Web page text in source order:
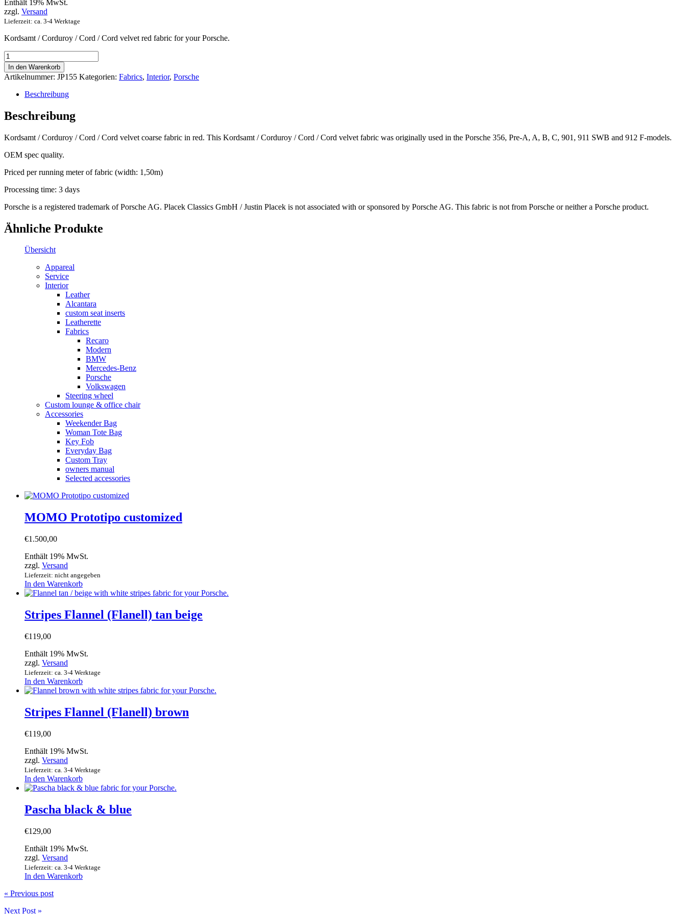
Enthält 19% MwSt.
zzgl. Versand
Lieferzeit: ca. 3-4 Werktage
Kordsamt / Corduroy / Cord / Cord velvet red fabric for your Porsche.
Kordsamt
/
Corduroy
/
Cord
red
coarse
In den Warenkorb
Artikelnummer: JP155 Kategorien: Fabrics, Interior, Porsche
Beschreibung
Beschreibung
Kordsamt / Corduroy / Cord / Cord velvet coarse fabric in red. This Kordsamt / Corduroy / Cord / Cord velvet fabric was originally used in the Porsche 356, Pre-A, A, B, C, 901, 911 SWB and 912 F-models.
OEM spec quality.
Priced per running meter of fabric (width: 1,50m)
Processing time: 3 days
Porsche is a registered trademark of Porsche AG. Placek Classics GmbH / Justin Placek is not associated with or sponsored by Porsche AG. This fabric is not from Porsche or neither a Porsche product.
Ähnliche Produkte
Übersicht
Appareal
Service
Interior
Leather
Alcantara
custom seat inserts
Leatherette
Fabrics
Recaro
Modern
BMW
Mercedes-Benz
Porsche
Volkswagen
Steering wheel
Custom lounge & office chair
Accessories
Weekender Bag
Woman Tote Bag
Key Fob
Everyday Bag
Custom Tray
owners manual
Selected accessories
MOMO Prototipo customized
€1.500,00
Enthält 19% MwSt.
zzgl. Versand
Lieferzeit: nicht angegeben
In den Warenkorb
Stripes Flannel (Flanell) tan beige
€119,00
Enthält 19% MwSt.
zzgl. Versand
Lieferzeit: ca. 3-4 Werktage
In den Warenkorb
Stripes Flannel (Flanell) brown
€119,00
Enthält 19% MwSt.
zzgl. Versand
Lieferzeit: ca. 3-4 Werktage
In den Warenkorb
Pascha black & blue
€129,00
Enthält 19% MwSt.
zzgl. Versand
Lieferzeit: ca. 3-4 Werktage
In den Warenkorb
« Previous post
Next Post »